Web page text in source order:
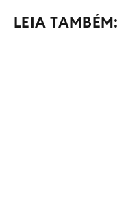
LEIA TAMBÉM: